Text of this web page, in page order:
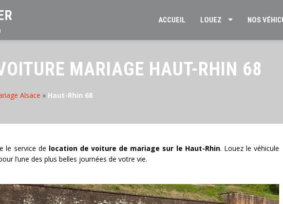
ACCUEIL LOUEZ NOS
MARIAGE HAUT-RHIN 68
Alsace » Haut-Rhin 68
le service de location de voiture de mariage sur le Haut-Rhin. Louez le véhicule
l’une des plus belles journées de votre vie.